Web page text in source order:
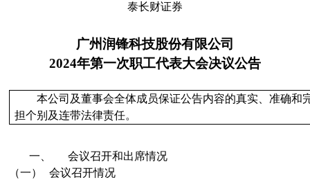
泰长财证券
广州润锋科技股份有限公司
2024年第一次职工代表大会决议公告
本公司及董事会全体成员保证公告内容的真实、准确
担个别及连带法律责任。
一、
会议召开和出席情况
（一）
会议召开情况